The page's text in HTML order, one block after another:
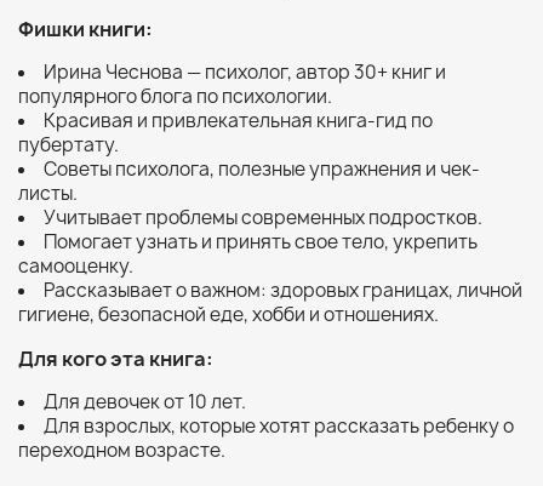
Фишки книги:
Ирина Чеснова — психолог, автор 30+ книг и
популярного блога по психологии.
Красивая и привлекательная книга-гид по
пубертату.
Советы психолога, полезные упражнения и чек-
листы.
Учитывает проблемы современных подростков.
Помогает узнать и принять свое тело, укрепить
самооценку.
Рассказывает о важном: здоровых границах, личной
гигиене, безопасной еде, хобби и отношениях.
Для кого эта книга:
Для девочек от 10 лет.
Для взрослых, которые хотят рассказать ребенку о
переходном возрасте.